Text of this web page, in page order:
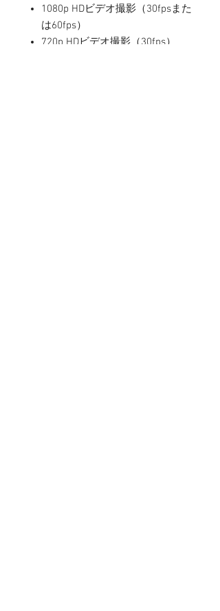
1080p HDビデオ撮影（30fpsまた
は60fps）
720p HDビデオ撮影（30fps）